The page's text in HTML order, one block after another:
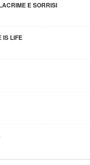
E SORRISI
IS LIFE